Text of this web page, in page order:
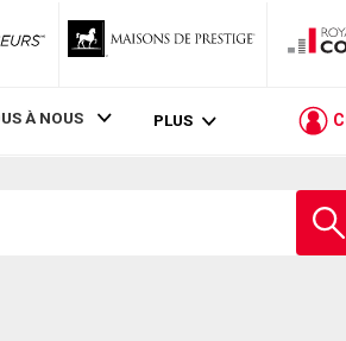
RLP
À NOUS PLUS